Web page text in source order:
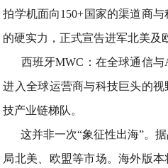
拍学机面向150+国家的渠道商
的硬实力，正式宣告进军北美及
西班牙MWC：在全球通信
进入全球运营商与科技巨头的
技产业链梯队。
这并非一次“象征性出海”。
局北美、欧盟等市场。海外版